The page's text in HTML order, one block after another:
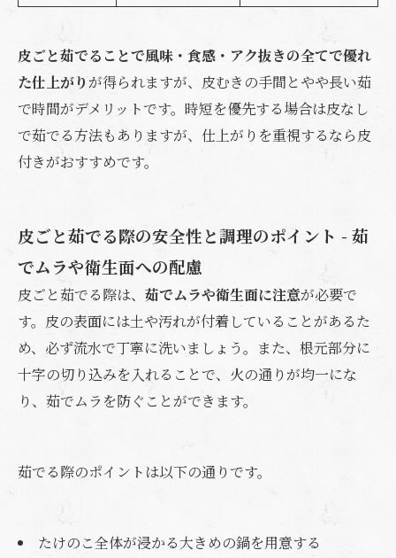
皮ごと茹でることで風味・食感・アク抜きの全てで優れ
た仕上がりが得られますが、皮むきの手間とやや長い茹
で時間がデメリットです。時短を優先する場合は皮なし
で茹でる方法もありますが、仕上がりを重視するなら皮
付きがおすすめです。
皮ごと茹でる際の安全性と調理のポイント - 茹
でムラや衛生面への配慮
皮ごと茹でる際は、 茹でムラや衛生面に注意が必要で
す。皮の表面には土や汚れが付着していることがあるた
め、必ず流水で丁寧に洗いましょう。また、根元部分に
十字の切り込みを入れることで、火の通りが均一にな
り、茹でムラを防ぐことができます。
茹でる際のポイントは以下の通りです。
たけのこ全体が浸かる大きめの鍋を用意する